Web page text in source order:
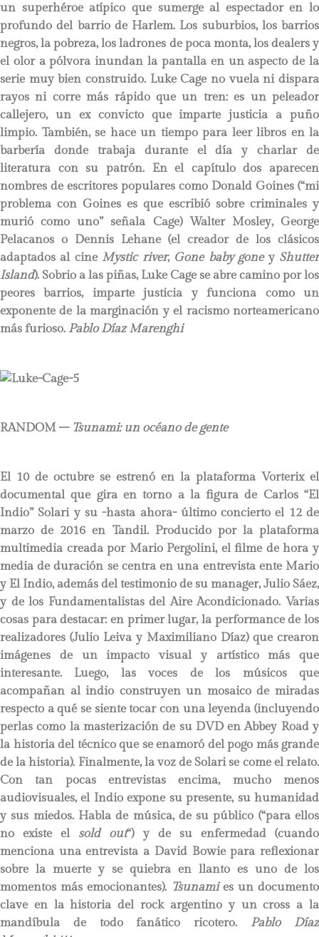
un superhéroe atípico que sumerge al espectador en lo
profundo del barrio de Harlem. Los suburbios, los barrios
negros, la pobreza, los ladrones de poca monta, los dealers y
el olor a pólvora inundan la pantalla en un aspecto de la
serie muy bien construido. Luke Cage no vuela ni dispara
rayos ni corre más rápido que un tren: es un peleador
callejero, un ex convicto que imparte justicia a puño
limpio. También, se hace un tiempo para leer libros en la
barbería donde trabaja durante el día y charlar de
literatura con su patrón. En el capítulo dos aparecen
nombres de escritores populares como Donald Goines (“mi
problema con Goines es que escribió sobre criminales y
murió como uno” señala Cage) Walter Mosley, George
Pelacanos o Dennis Lehane (el creador de los clásicos
adaptados al cine Mystic river, Gone baby goney Shutter
Island). Sobrio a las piñas, Luke Cage se abre camino por los
peores barrios, imparte justicia y funciona como un
exponente de la marginación y el racismo norteamericano
más furioso. Pablo Díaz Marenghi
RANDOM – Tsunami: un océano de gente
El 10 de octubre se estrenó en la plataforma Vorterix el
documental que gira en torno a la figura de Carlos “El
Indio” Solari y su -hasta ahora- último concierto el 12 de
marzo de 2016 en Tandil. Producido por la plataforma
multimedia creada por Mario Pergolini, el filme de hora y
media de duración se centra en una entrevista ente Mario
y El Indio, además del testimonio de su manager, Julio Sáez,
y de los Fundamentalistas del Aire Acondicionado. Varias
cosas para destacar: en primer lugar, la performance de los
realizadores (Julio Leiva y Maximiliano Díaz) que crearon
imágenes de un impacto visual y artístico más que
interesante. Luego, las voces de los músicos que
acompañan al indio construyen un mosaico de miradas
respecto a qué se siente tocar con una leyenda (incluyendo
perlas como la masterización de su DVD en Abbey Road y
la historia del técnico que se enamoró del pogo más grande
de la historia). Finalmente, la voz de Solari se come el relato.
Con tan pocas entrevistas encima, mucho menos
audiovisuales, el Indio expone su presente, su humanidad
y sus miedos. Habla de música, de su público (“para ellos
no existe el sold out“) y de su enfermedad (cuando
menciona una entrevista a David Bowie para reflexionar
sobre la muerte y se quiebra en llanto es uno de los
momentos más emocionantes). Tsunami es un documento
clave en la historia del rock argentino y un cross a la
mandíbula de todo fanático ricotero. Pablo Díaz